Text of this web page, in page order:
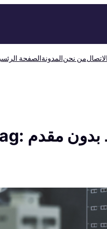
الصفحةالمدونةمن نحنالاتصال
بدون مقدم